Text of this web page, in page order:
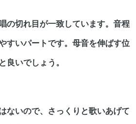
の切れ目が一致しています。 音程
すいパートです。 母音を伸ばす位
良いでしょう。
ないので、さっくりと歌いあげて